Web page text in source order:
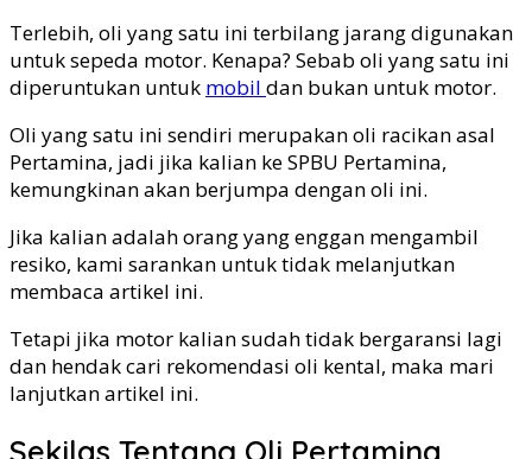
Terlebih, oli yang satu ini terbilang jarang digunakan
untuk sepeda motor. Kenapa? Sebab oli yang satu ini
diperuntukan untuk mobil dan bukan untuk motor.
Oli yang satu ini sendiri merupakan oli racikan asal
Pertamina, jadi jika kalian ke SPBU Pertamina,
kemungkinan akan berjumpa dengan oli ini.
Jika kalian adalah orang yang enggan mengambil
resiko, kami sarankan untuk tidak melanjutkan
membaca artikel ini.
Tetapi jika motor kalian sudah tidak bergaransi lagi
dan hendak cari rekomendasi oli kental, maka mari
lanjutkan artikel ini.
Sekilas Tentang Oli Pertamina